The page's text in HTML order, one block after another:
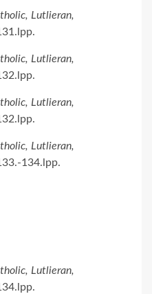
Lutlieran,
Lutlieran,
Lutlieran,
Lutlieran,
134.lpp.
Lutlieran,